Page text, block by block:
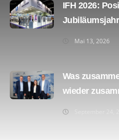
IFH 2026:
Jubiläumsjahr
Mai 13, 2026
Was
wieder